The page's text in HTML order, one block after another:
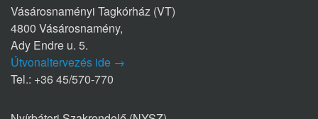
Vásárosnaményi Tagkórház (VT)
4800 Vásárosnamény,
Ady Endre u. 5.
Útvonaltervezés ide →
Tel.: +36 45/570-770